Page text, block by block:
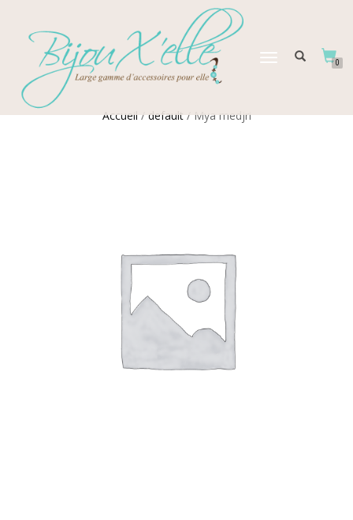
DÉPLIER
0
Accueil/default/ Mya medjri